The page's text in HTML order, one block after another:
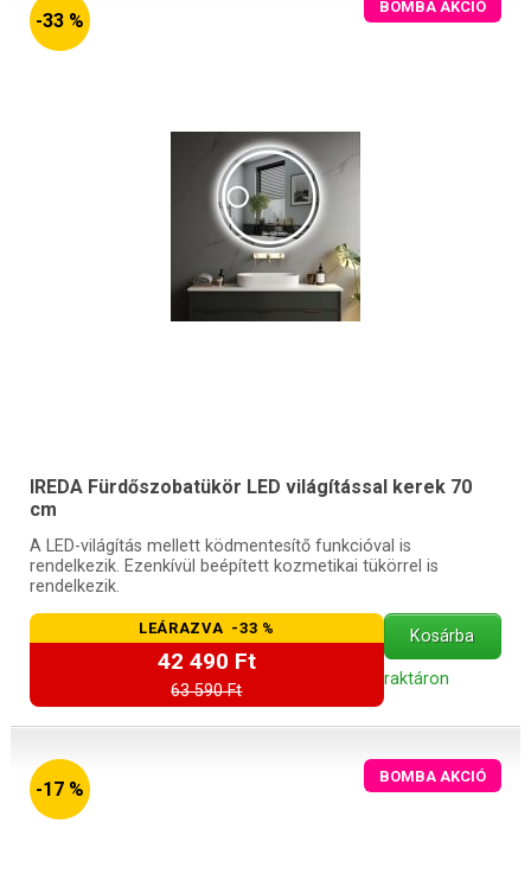
-33 %
BOMBA AKCIÓ
IREDA Fürdőszobatükör LED világítással kerek 70
cm
A LED-világítás mellett ködmentesítő funkcióval is
rendelkezik. Ezenkívül beépített kozmetikai tükörrel is
rendelkezik.
LEÁRAZVA -33 %
42 490 Ft
63 590 Ft
Kosárba
raktáron
-17 %
BOMBA AKCIÓ